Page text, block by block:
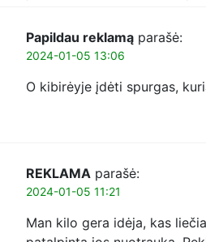
Papildau reklamą parašė:
2024-01-05 13:06
O kibirėyje įdėti spurgas,
REKLAMA parašė:
2024-01-05 11:21
Man kilo gera idėja, kas